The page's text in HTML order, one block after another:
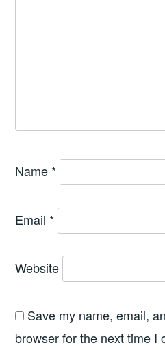
Name *
Email *
Website
Save my name, email,
browser for the next time I